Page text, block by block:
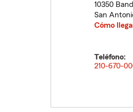
10350
San
Cómo
Teléfono:
210-670-